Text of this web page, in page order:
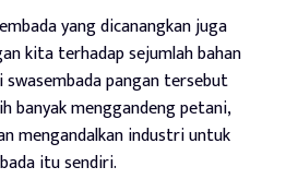
yang dicanangkan juga
kita terhadap sejumlah bahan
swasembada pangan tersebut
banyak menggandeng petani,
mengandalkan industri untuk
itu sendiri.